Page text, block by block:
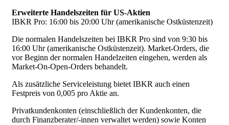
Erweiterte Handelszeiten für US-Aktien
IBKR Pro: 16:00 bis 20:00 Uhr (amerikanische Ostküstenzeit)
Die normalen Handelszeiten bei IBKR Pro sind von 9:30 bis
16:00 Uhr (amerikanische Ostküstenzeit). Market-Orders, die
vor Beginn der normalen Handelzeiten eingehen, werden als
Market-On-Open-Orders behandelt.
Als zusätzliche Serviceleistung bietet IBKR auch einen
Festpreis von 0,005 pro Aktie an.
Privatkundenkonten (einschließlich der Kundenkonten, die
durch Finanzberater/-innen verwaltet werden) sowie Konten